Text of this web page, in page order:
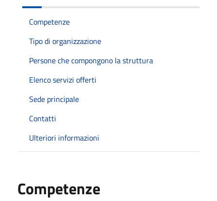
Competenze
Tipo di organizzazione
Persone che compongono la struttura
Elenco servizi offerti
Sede principale
Contatti
Ulteriori informazioni
Competenze